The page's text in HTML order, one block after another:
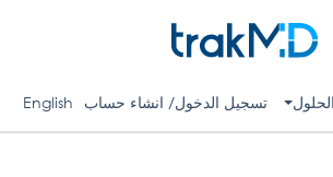
الحلول تسجيل الدخول/ انشاء حساب English